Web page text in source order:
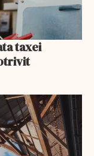
taxei